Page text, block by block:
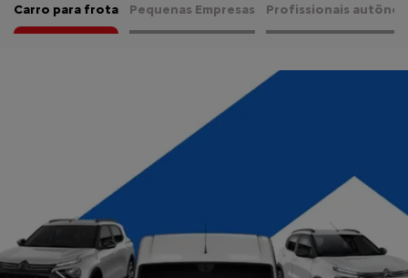
Pequenas Empresas Profissionais
Carro para frota